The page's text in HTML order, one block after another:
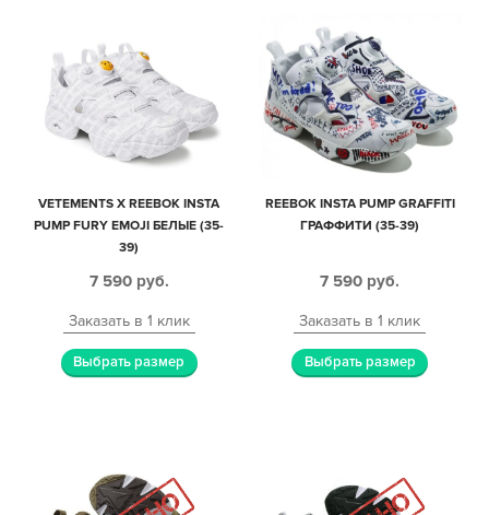
VETEMENTS X REEBOK INSTA
PUMP FURY EMOJI БЕЛЫЕ (35-
39)
7 590 руб.
Заказать в 1 клик
Выбрать размер
REEBOK INSTA PUMP GRAFFITI
ГРАФФИТИ (35-39)
7 590 руб.
Заказать в 1 клик
Выбрать размер